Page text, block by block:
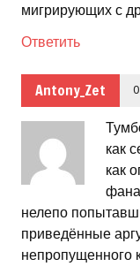
мигрирующих с
Ответить
Antony_Zet
как
как
нелепо
приведённые
непропущенного